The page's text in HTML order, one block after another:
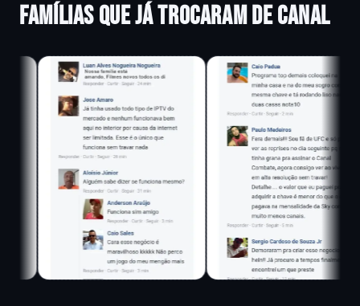
FAMÍLIAS QUE JÁ TROCARAM DE CANAL